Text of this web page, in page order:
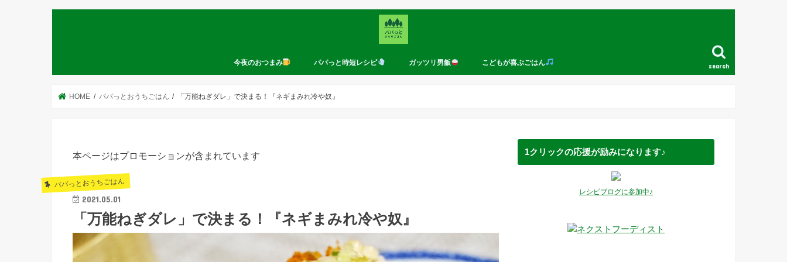
search
今夜のおつまみ パパっと時短レシピ ガッツリ男飯 こどもが喜ぶごはん
HOME パパっとおうちごはん 「万能ねぎダレ」で決まる！『ネギまみれ冷や奴』
本ページはプロモーションが含まれています
パパっとおうちごはん
2021.05.01
「万能ねぎダレ」で決まる！『ネギまみれ冷や奴』
1クリックの応援が励みになります♪
レシピブログに参加中♪